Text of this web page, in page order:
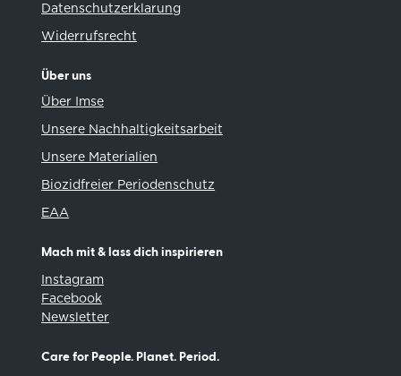
Datenschutzerklarung
Widerrufsrecht
Über uns
Über Imse
Unsere Nachhaltigkeitsarbeit
Unsere Materialien
Biozidfreier Periodenschutz
EAA
Mach mit & lass dich inspirieren
Instagram
Facebook
Newsletter
Care for People. Planet. Period.